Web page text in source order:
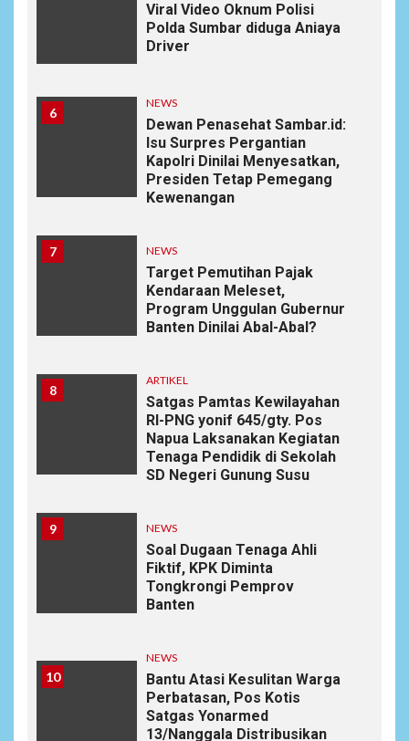
Viral Video Oknum Polisi
Polda Sumbar diduga Aniaya
Driver
6
NEWS
Dewan Penasehat Sambar.id:
Isu Surpres Pergantian
Kapolri Dinilai Menyesatkan,
Presiden Tetap Pemegang
Kewenangan
7 NEWS
Target Pemutihan Pajak
Kendaraan Meleset,
Program Unggulan Gubernur
Banten Dinilai Abal-Abal?
8
ARTIKEL
Satgas Pamtas Kewilayahan
RI-PNG yonif 645/gty. Pos
Napua Laksanakan Kegiatan
Tenaga Pendidik di Sekolah
SD Negeri Gunung Susu
9 NEWS
Soal Dugaan Tenaga Ahli
Fiktif, KPK Diminta
Tongkrongi Pemprov
Banten
10
NEWS
Bantu Atasi Kesulitan Warga
Perbatasan, Pos Kotis
Satgas Yonarmed
13/Nanggala Distribusikan